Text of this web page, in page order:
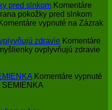
pred slnkom Komentáre
pokožky pred slnkom
Komentáre vypnuté na Zázrak
zdravie Komentáre
ovplyvňujú zdravie
Komentáre vypnuté
SEMIENKA